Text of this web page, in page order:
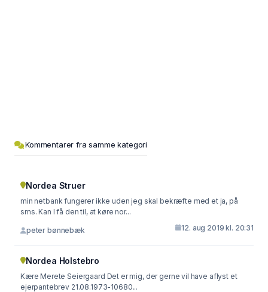
Kommentarer fra samme kategori
Nordea Struer
min netbank fungerer ikke uden jeg skal bekræfte med et ja, på
sms. Kan I få den til, at køre nor...
peter bønnebæk 12. aug 2019 kl. 20:31
Nordea Holstebro
Kære Merete Seiergaard Det er mig, der gerne vil have aflyst et
ejerpantebrev 21.08.1973-10680...